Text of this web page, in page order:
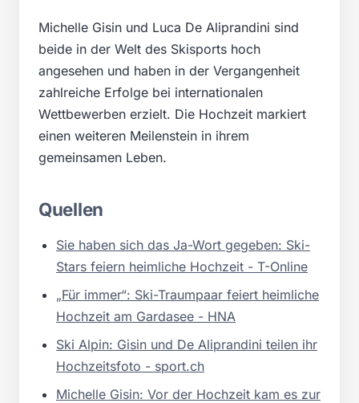
Michelle Gisin und Luca De Aliprandini sind
beide in der Welt des Skisports hoch
angesehen und haben in der Vergangenheit
zahlreiche Erfolge bei internationalen
Wettbewerben erzielt. Die Hochzeit markiert
einen weiteren Meilenstein in ihrem
gemeinsamen Leben.
Quellen
Sie haben sich das Ja-Wort gegeben: Ski-
Stars feiern heimliche Hochzeit - T-Online
„Für immer“: Ski-Traumpaar feiert heimliche
Hochzeit am Gardasee - HNA
Ski Alpin: Gisin und De Aliprandini teilen ihr
Hochzeitsfoto - sport.ch
Michelle Gisin: Vor der Hochzeit kam es zur